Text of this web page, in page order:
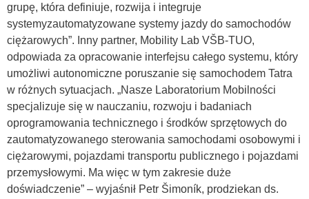
grupę, która definiuje, rozwija i integruje
systemyzautomatyzowane systemy jazdy do samochodów
ciężarowych”. Inny partner, Mobility Lab VŠB-TUO,
odpowiada za opracowanie interfejsu całego systemu, który
umożliwi autonomiczne poruszanie się samochodem Tatra
w różnych sytuacjach. „Nasze Laboratorium Mobilności
specjalizuje się w nauczaniu, rozwoju i badaniach
oprogramowania technicznego i środków sprzętowych do
zautomatyzowanego sterowania samochodami osobowymi i
ciężarowymi, pojazdami transportu publicznego i pojazdami
przemysłowymi. Ma więc w tym zakresie duże
doświadczenie” – wyjaśnił Petr Šimoník, prodziekan ds.